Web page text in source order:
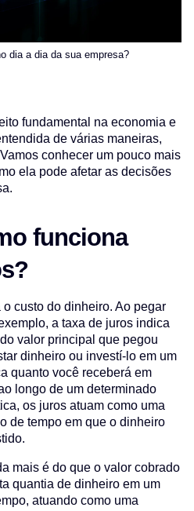
dia a dia da sua empresa?
fundamental na economia e
de várias maneiras,
conhecer um pouco mais
ela pode afetar as decisões
funciona
custo do dinheiro. Ao pegar
a taxa de juros indica
valor principal que pegou
dinheiro ou investí-lo em um
quanto você receberá em
longo de um determinado
os juros atuam como uma
de tempo em que o dinheiro
mais é do que o valor cobrado
quantia de dinheiro em um
atuando como uma